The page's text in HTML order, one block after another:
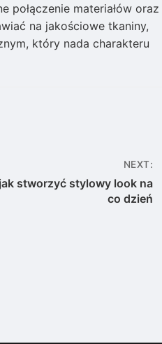
połączenie materiałów oraz
na jakościowe tkaniny,
który nada charakteru
NEXT:
stworzyć stylowy look na
co dzień